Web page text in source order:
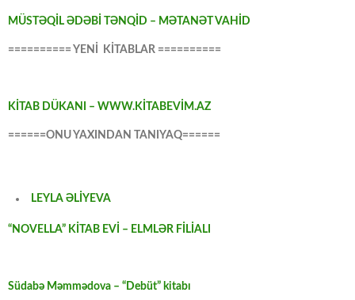
MÜSTƏQİL ƏDƏBİ TƏNQİD – MƏTANƏT VAHİD
========== YENİ KİTABLAR ==========
KİTAB DÜKANI – WWW.KİTABEVİM.AZ
======ONU YAXINDAN TANIYAQ======
LEYLA ƏLİYEVA
“NOVELLA” KİTAB EVİ – ELMLƏR FİLİALI
Südabə Məmmədova – “Debüt” kitabı